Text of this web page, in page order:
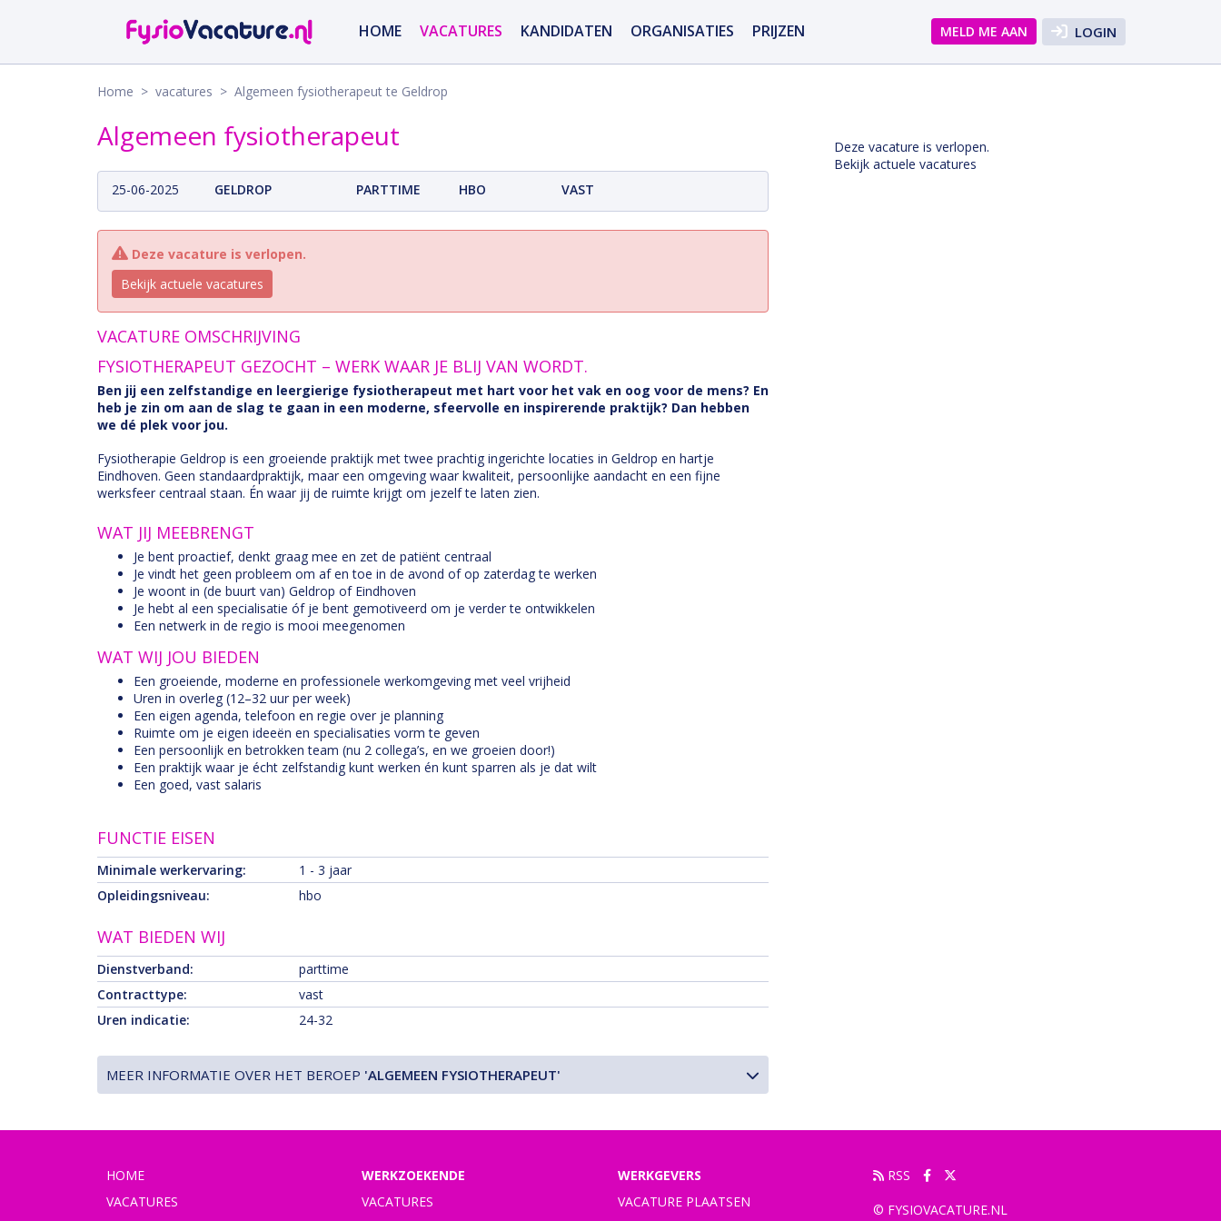
HOME VACATURES KANDIDATEN ORGANISATIES PRIJZEN LOGIN
MELD ME AAN
Home > vacatures > Algemeen fysiotherapeut te Geldrop
Algemeen fysiotherapeut
25-06-2025 GELDROP PARTTIME HBO VAST
Deze vacature is verlopen.
Bekijk actuele vacatures
VACATURE OMSCHRIJVING
FYSIOTHERAPEUT GEZOCHT – WERK WAAR JE BLIJ VAN WORDT.
Ben jij een zelfstandige en leergierige fysiotherapeut met hart voor het vak en oog voor de mens? En
heb je zin om aan de slag te gaan in een moderne, sfeervolle en inspirerende praktijk? Dan hebben
we dé plek voor jou.
Fysiotherapie Geldrop is een groeiende praktijk met twee prachtig ingerichte locaties in Geldrop en hartje
Eindhoven. Geen standaardpraktijk, maar een omgeving waar kwaliteit, persoonlijke aandacht en een fijne
werksfeer centraal staan. Én waar jij de ruimte krijgt om jezelf te laten zien.
WAT JIJ MEEBRENGT
Je bent proactief, denkt graag mee en zet de patiënt centraal
Je vindt het geen probleem om af en toe in de avond of op zaterdag te werken
Je woont in (de buurt van) Geldrop of Eindhoven
Je hebt al een specialisatie óf je bent gemotiveerd om je verder te ontwikkelen
Een netwerk in de regio is mooi meegenomen
WAT WIJ JOU BIEDEN
Een groeiende, moderne en professionele werkomgeving met veel vrijheid
Uren in overleg (12–32 uur per week)
Een eigen agenda, telefoon en regie over je planning
Ruimte om je eigen ideeën en specialisaties vorm te geven
Een persoonlijk en betrokken team (nu 2 collega’s, en we groeien door!)
Een praktijk waar je écht zelfstandig kunt werken én kunt sparren als je dat wilt
Een goed, vast salaris
FUNCTIE EISEN
Minimale werkervaring:
1 - 3 jaar
Opleidingsniveau:
hbo
WAT BIEDEN WIJ
Dienstverband:
parttime
Contracttype:
vast
Uren indicatie:
24-32
MEER INFORMATIE OVER HET BEROEP 'ALGEMEEN FYSIOTHERAPEUT'
Deze vacature is verlopen.
Bekijk actuele vacatures
HOME
VACATURES
WERKZOEKENDE
VACATURES
WERKGEVERS
VACATURE PLAATSEN
RSS
© FYSIOVACATURE.NL